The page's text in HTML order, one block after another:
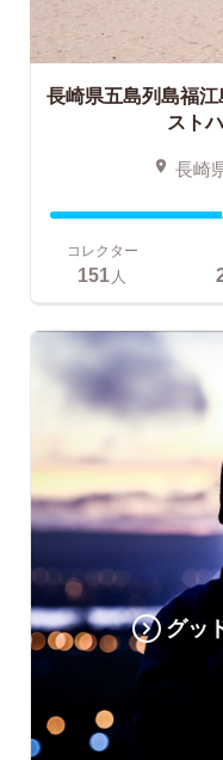
長崎県五島列島福
スト
長崎
コレクター
151 人
グッ